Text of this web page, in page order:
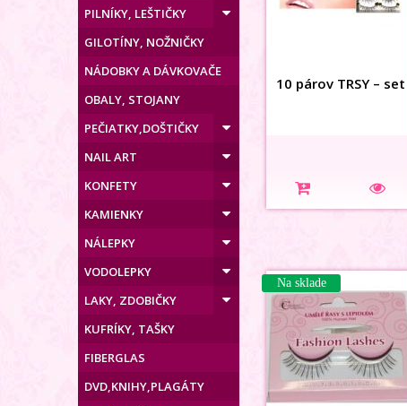
PILNÍKY, LEŠTIČKY
GILOTÍNY, NOŽNIČKY
NÁDOBKY A DÁVKOVAČE
OBALY, STOJANY
PEČIATKY,DOŠTIČKY
NAIL ART
KONFETY
KAMIENKY
NÁLEPKY
VODOLEPKY
LAKY, ZDOBIČKY
KUFRÍKY, TAŠKY
FIBERGLAS
DVD,KNIHY,PLAGÁTY
10 párov TRSY – set
Na sklade